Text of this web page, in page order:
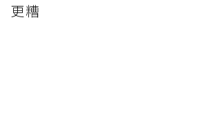
更糟